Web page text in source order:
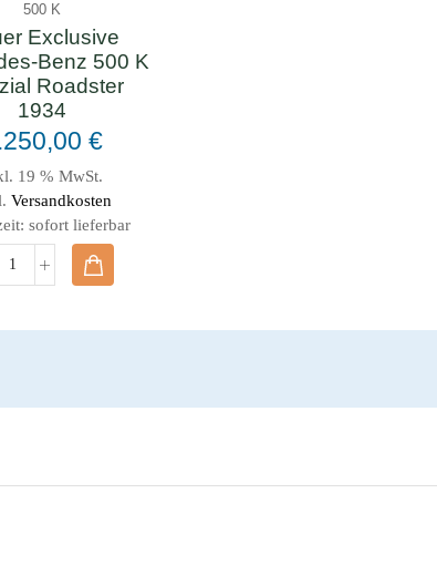
500 K
Exclusive
Benz 500 K
Roadster
1934
€
19 % MwSt.
Versandkosten
sofort lieferbar